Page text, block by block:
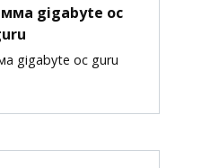
gigabyte oc
gigabyte oc guru